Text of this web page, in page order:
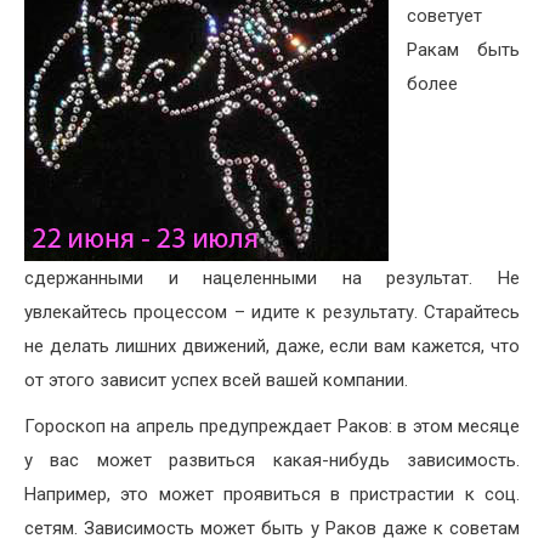
советует
Ракам быть
более
сдержанными и нацеленными на результат. Не
увлекайтесь процессом – идите к результату. Старайтесь
не делать лишних движений, даже, если вам кажется, что
от этого зависит успех всей вашей компании.
Гороскоп на апрель предупреждает Раков: в этом месяце
у вас может развиться какая-нибудь зависимость.
Например, это может проявиться в пристрастии к соц.
сетям. Зависимость может быть у Раков даже к советам